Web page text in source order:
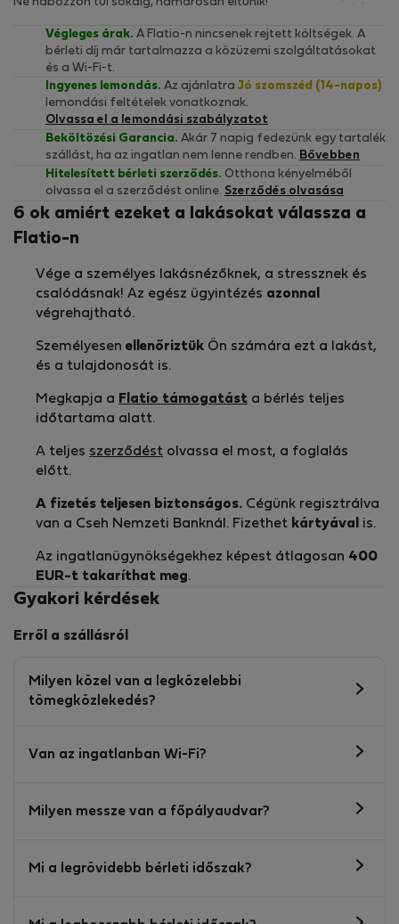
Ne habozzon túl sokáig, hamarosan eltűnik!
Végleges árak. A Flatio-n nincsenek rejtett költségek. A
bérleti díj már tartalmazza a közüzemi szolgáltatásokat
és a Wi-Fi-t.
Ingyenes lemondás. Az ajánlatra Jó szomszéd (14-napos)
lemondási feltételek vonatkoznak.
Olvassa el a lemondási szabályzatot
Beköltözési Garancia. Akár 7 napig fedezünk egy tartalék
szállást, ha az ingatlan nem lenne rendben. Bővebben
Hitelesített bérleti szerződés. Otthona kényelméből
olvassa el a szerződést online. Szerződés olvasása
6 ok amiért ezeket a lakásokat válassza a
Flatio-n
Vége a személyes lakásnézőknek, a stressznek és
csalódásnak! Az egész ügyintézés azonnal
végrehajtható.
Személyesen ellenőriztük Ön számára ezt a lakást,
és a tulajdonosát is.
Megkapja a Flatio támogatást a bérlés teljes
időtartama alatt.
A teljes szerződést olvassa el most, a foglalás
előtt.
A fizetés teljesen biztonságos. Cégünk regisztrálva
van a Cseh Nemzeti Banknál. Fizethet kártyával is.
Az ingatlanügynökségekhez képest átlagosan 400
EUR-t takaríthat meg.
Gyakori kérdések
Erről a szállásról
Milyen közel van a legközelebbi
tömegközlekedés?
Van az ingatlanban Wi-Fi?
Milyen messze van a főpályaudvar?
Mi a legrövidebb bérleti időszak?